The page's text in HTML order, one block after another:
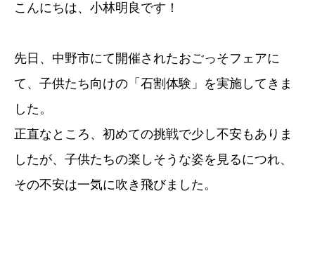
こんにちは、小林明良です！
先日、中野市にて開催されたおごっそフェアに
て、子供たち向けの「石割体験」を実施してきま
した。
正直なところ、初めての挑戦で少し不安もありま
したが、子供たちの楽しそうな姿を見るにつれ、
その不安は一気に吹き飛びました。